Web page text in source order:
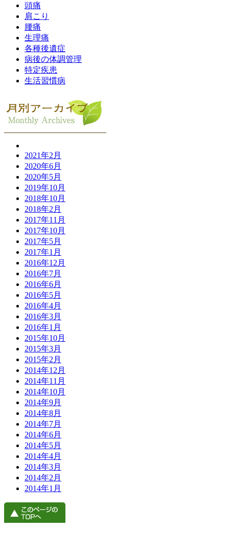
頭痛
肩こり
腰痛
生理痛
各種後遺症
病後の体調管理
特定疾患
生活習慣病
2021年2月
2020年6月
2020年5月
2019年10月
2018年10月
2018年2月
2017年11月
2017年10月
2017年5月
2017年1月
2016年12月
2016年7月
2016年6月
2016年5月
2016年4月
2016年3月
2016年1月
2015年10月
2015年3月
2015年2月
2014年12月
2014年11月
2014年10月
2014年9月
2014年8月
2014年7月
2014年6月
2014年5月
2014年4月
2014年3月
2014年2月
2014年1月